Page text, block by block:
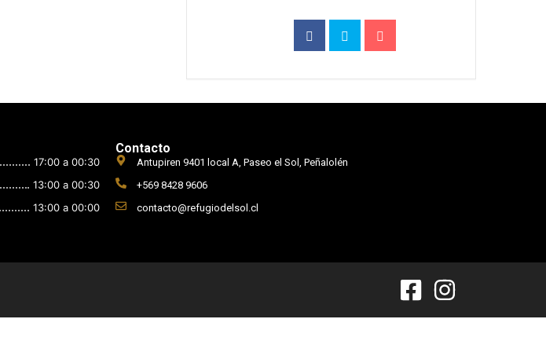
17:00 a 00:30
13:00 a 00:30
13:00 a 00:00
Contacto
Antupiren 9401 local A, Paseo el Sol, Peñalolén
+569 8428 9606
contacto@refugiodelsol.cl